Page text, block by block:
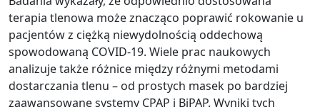
terapia tlenowa może znacząco poprawić rokowanie u
pacjentów z ciężką niewydolnością oddechową
spowodowaną COVID-19. Wiele prac naukowych
analizuje także różnice między różnymi metodami
dostarczania tlenu – od prostych masek po bardziej
zaawansowane systemy CPAP i BiPAP. Wyniki tych